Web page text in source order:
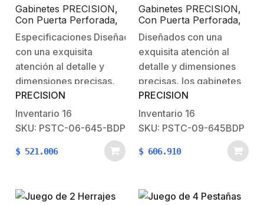
ventiladoresEnvíoSin
armar
Gabinetes PRECISION,
Con Puerta Perforada,
de 19in, 6UR, 450mm
de Profundidad, Color
Negro
Especificaciones Diseñados
con una exquisita
atención al detalle y
dimensiones precisas,
los gabinetes Precision
de 6 y 9 unidades para
rack ofrecen una
solución versátil para
una amplia gama de
(HxWxD)(371 x 600 x
PRECISION
Inventario 16
SKU: PSTC-06-645-BDP
$ 521.006
Gabinetes PRECISION,
Con Puerta Perforada,
de 19in, 9UR, 450mm
de Profundidad, Color
Negro
Diseñados con una
exquisita atención al
detalle y dimensiones
precisas, los gabinetes
Precision de 6 y 9
unidades para rack
ofrecen una solución
versátil para una amplia
gama de
(HxWxD)(504 x 600 x
PRECISION
Inventario 16
SKU: PSTC-09-645BDP
$ 606.910